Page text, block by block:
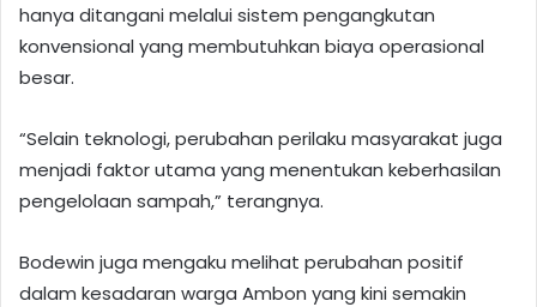
hanya ditangani melalui sistem pengangkutan
konvensional yang membutuhkan biaya operasional
besar.
“Selain teknologi, perubahan perilaku masyarakat juga
menjadi faktor utama yang menentukan keberhasilan
pengelolaan sampah,” terangnya.
Bodewin juga mengaku melihat perubahan positif
dalam kesadaran warga Ambon yang kini semakin